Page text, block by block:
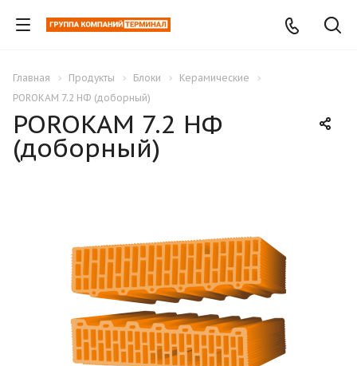
Главная Продукты Блоки
Керамические
POROKAM 7.2 НФ (доборный)
POROKAM 7.2 НФ
(доборный)